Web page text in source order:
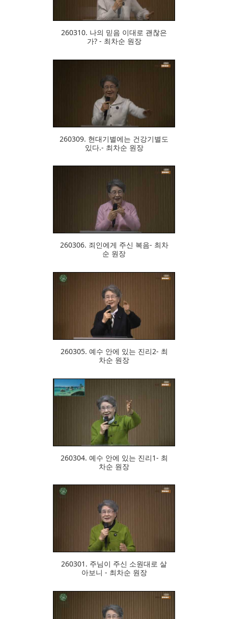
260310. 나의 믿음 이대로 괜찮은
가? - 최차순 원장
260309. 현대기별에는 건강기별도
있다.- 최차순 원장
260306. 죄인에게 주신 복음- 최차
순 원장
260305. 예수 안에 있는 진리2- 최
차순 원장
260304. 예수 안에 있는 진리1- 최
차순 원장
260301. 주님이 주신 소원대로 살
아보니 - 최차순 원장